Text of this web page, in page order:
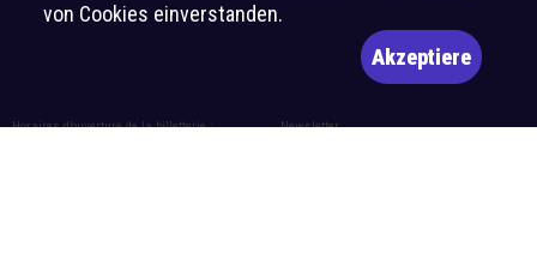
Horaires d’ouverture de la billetterie :
Newsletter
von Cookies einverstanden.
Akzeptiere